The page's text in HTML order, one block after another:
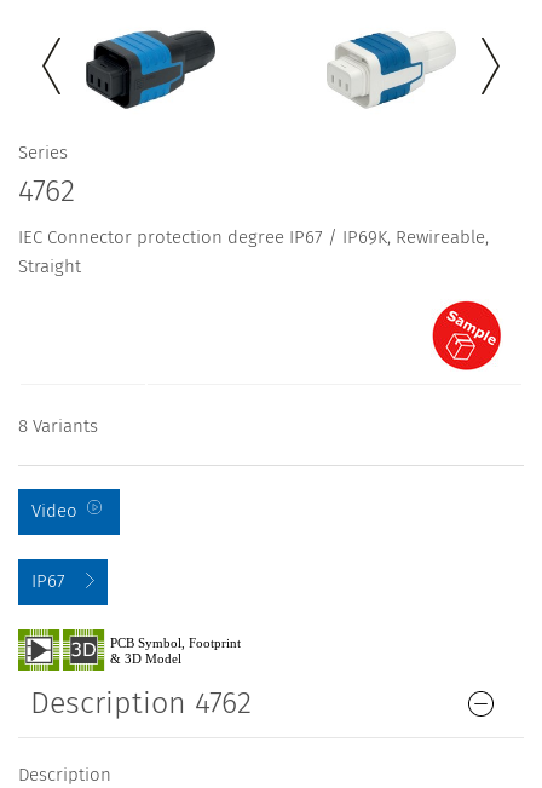
Series
4762
IEC Connector protection degree IP67 / IP69K, Rewireable,
Straight
8 Variants
Video
IP67
Description 4762
Description